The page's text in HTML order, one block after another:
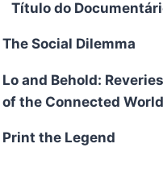
Título do
The Social Dilemma
Lo and Behold: Reveries
of the Connected World
Print the Legend